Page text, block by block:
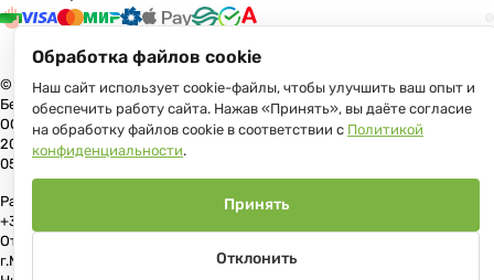
© 2026 Данко Бай: качественная мебель с оперативной доставкой по
Беларуси
ООО «Гранд Парк», юр.адрес: 220005, Минск, ул. Платонова, 22, пом.
204 В торговом реестре с 17 июля 2013 г. Регистрация №191081534,
05.11.2008, Мингорисполком.
Рассмотрение обращений потребителей, телефон +375 (17) 361-10-80,
+375 (29) 191-10-80, +375 (29) 544-10-00, e-mail: info@danko.by
Отдел торговли и услуг Администрации Первомайского района
г.Минска: тел. +375(17)215-14-65, Начальник отдела: Жакович Юлия
Обработка файлов cookie
Наш сайт использует cookie-файлы, чтобы улучшить ваш опыт и
обеспечить работу сайта. Нажав «Принять», вы даёте согласие
на обработку файлов cookie в соответствии с Политикой
конфиденциальности.
Отклонить
Принять